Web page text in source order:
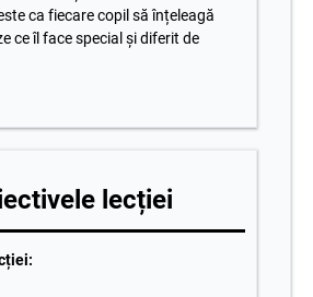
ca fiecare copil să înțeleagă
ce îl face special și diferit de
lecției